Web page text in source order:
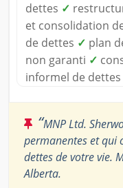
dettes ✓
et consolidation
de dettes ✓ plan
non garanti ✓
informel de dettes
“MNP Ltd.
permanentes et qui
dettes de votre vie.
Alberta.